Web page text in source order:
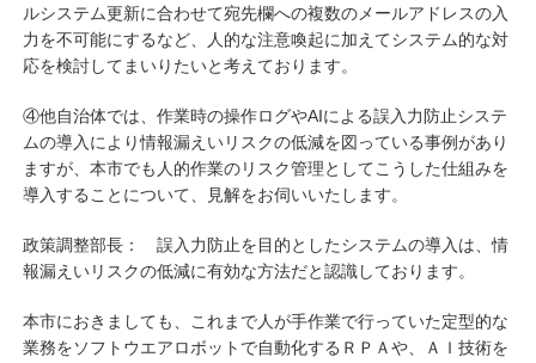
ルシステム更新に合わせて宛先欄への複数のメールアドレスの入
力を不可能にするなど、人的な注意喚起に加えてシステム的な対
応を検討してまいりたいと考えております。
④他自治体では、作業時の操作ログやAIによる誤入力防止システ
ムの導入により情報漏えいリスクの低減を図っている事例があり
ますが、本市でも人的作業のリスク管理としてこうした仕組みを
導入することについて、見解をお伺いいたします。
政策調整部長： 誤入力防止を目的としたシステムの導入は、情
報漏えいリスクの低減に有効な方法だと認識しております。
本市におきましても、これまで人が手作業で行っていた定型的な
業務をソフトウエアロボットで自動化するＲＰＡや、ＡＩ技術を